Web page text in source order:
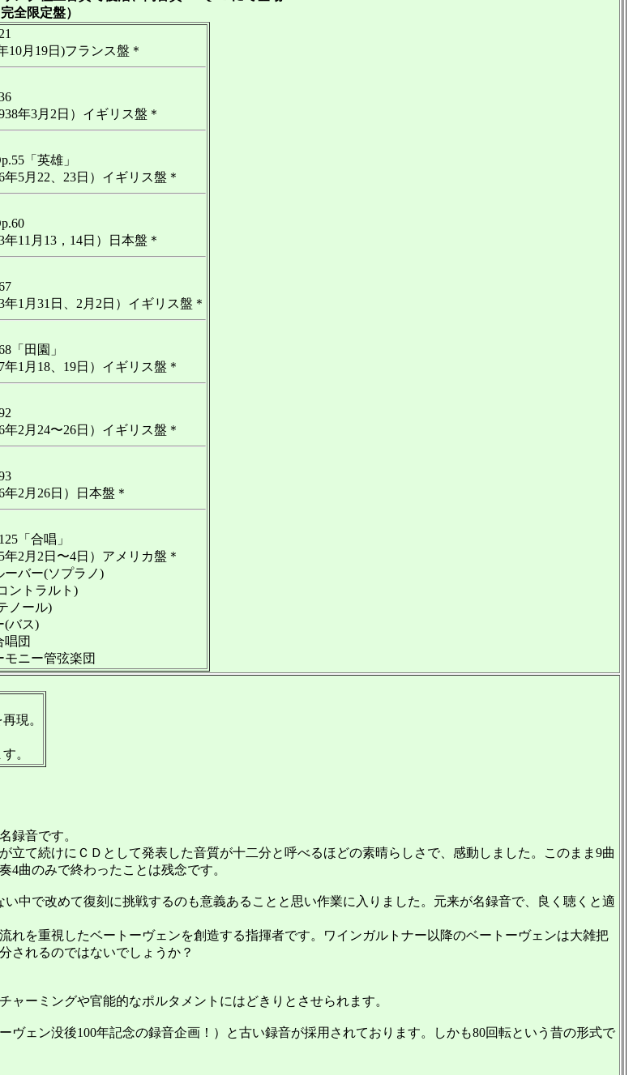
限定盤）
10月19日)フランス盤＊
年3月2日）イギリス盤＊
「英雄」
年5月22、23日）イギリス盤＊
年11月13，14日）日本盤＊
年1月31日、2月2日）イギリス盤＊
「田園」
年1月18、19日）イギリス盤＊
年2月24〜26日）イギリス盤＊
年2月26日）日本盤＊
「合唱」
年2月2日〜4日）アメリカ盤＊
バー(ソプラノ)
ントラルト)
ノール)
(バス)
団
ニー管弦楽団
現。
。
録音です。
て続けにＣＤとして発表した音質が十二分と呼べるほどの素晴らしさで、感動しました。このまま9曲
4曲のみで終わったことは残念です。
中で改めて復刻に挑戦するのも意義あることと思い作業に入りました。元来が名録音で、良く聴くと適
を重視したベートーヴェンを創造する指揮者です。ワインガルトナー以降のベートーヴェンは大雑把
されるのではないでしょうか？
ーミングや官能的なポルタメントにはどきりとさせられます。
ェン没後100年記念の録音企画！）と古い録音が採用されております。しかも80回転という昔の形式で